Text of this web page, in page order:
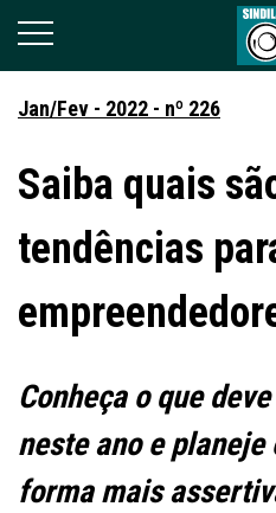
Jan/Fev - 2022 - nº 226
Saiba quais
tendências
Conheça o que
neste ano e planeje
forma mais